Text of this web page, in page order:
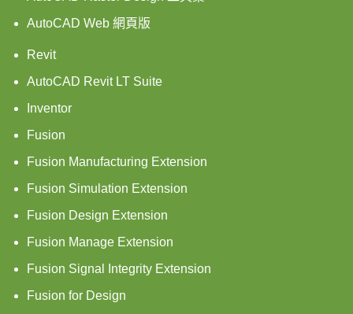
AutoCAD Web 網頁版
Revit
AutoCAD Revit LT Suite
Inventor
Fusion
Fusion Manufacturing Extension
Fusion Simulation Extension
Fusion Design Extension
Fusion Manage Extension
Fusion Signal Integrity Extension
Fusion for Design